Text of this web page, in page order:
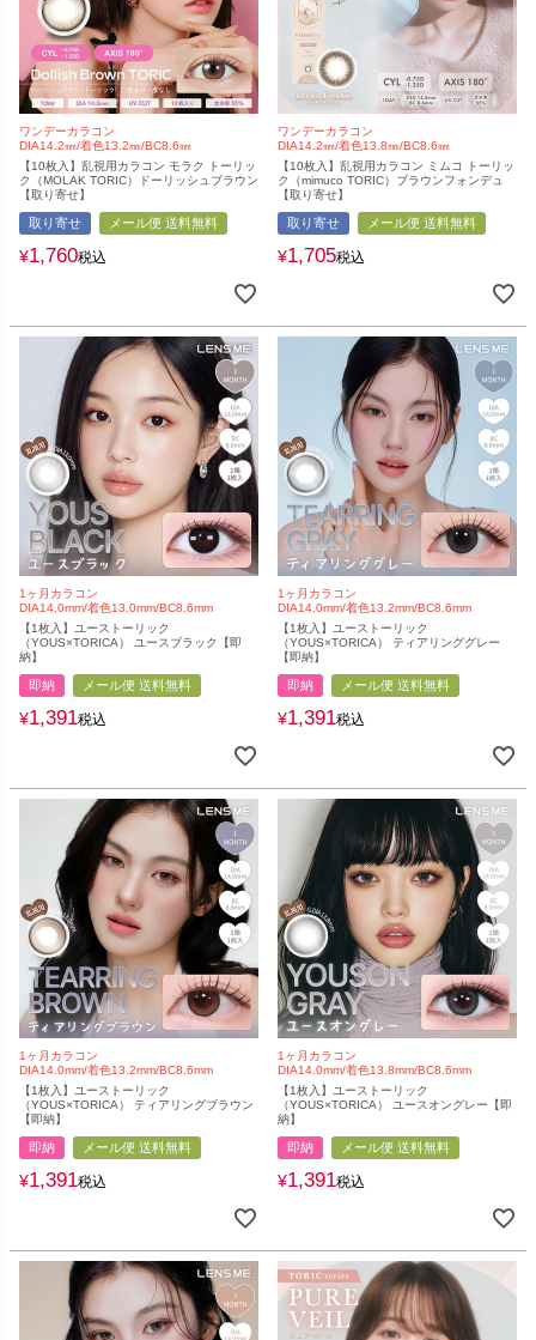
ワンデーカラコン
DIA14.2㎜/着色13.2㎜/BC8.6㎜
【10枚入】乱視用カラコン モラク トーリッ
ク（MOLAK TORIC）ドーリッシュブラウン
【取り寄せ】
取り寄せ メール便 送料無料
¥1,760税込
ワンデーカラコン
DIA14.2㎜/着色13.8㎜/BC8.6㎜
【10枚入】乱視用カラコン ミムコ トーリッ
ク（mimuco TORIC）ブラウンフォンデュ
【取り寄せ】
取り寄せ メール便 送料無料
¥1,705税込
1ヶ月カラコン
DIA14.0mm/着色13.0mm/BC8.6mm
【1枚入】ユーストーリック
（YOUS×TORICA） ユースブラック【即
納】
即納 メール便 送料無料
¥1,391税込
1ヶ月カラコン
DIA14.0mm/着色13.2mm/BC8.6mm
【1枚入】ユーストーリック
（YOUS×TORICA） ティアリンググレー
【即納】
即納 メール便 送料無料
¥1,391税込
1ヶ月カラコン
DIA14.0mm/着色13.2mm/BC8.6mm
【1枚入】ユーストーリック
（YOUS×TORICA） ティアリングブラウン
【即納】
即納 メール便 送料無料
¥1,391税込
1ヶ月カラコン
DIA14.0mm/着色13.8mm/BC8.6mm
【1枚入】ユーストーリック
（YOUS×TORICA） ユースオングレー【即
納】
即納 メール便 送料無料
¥1,391税込